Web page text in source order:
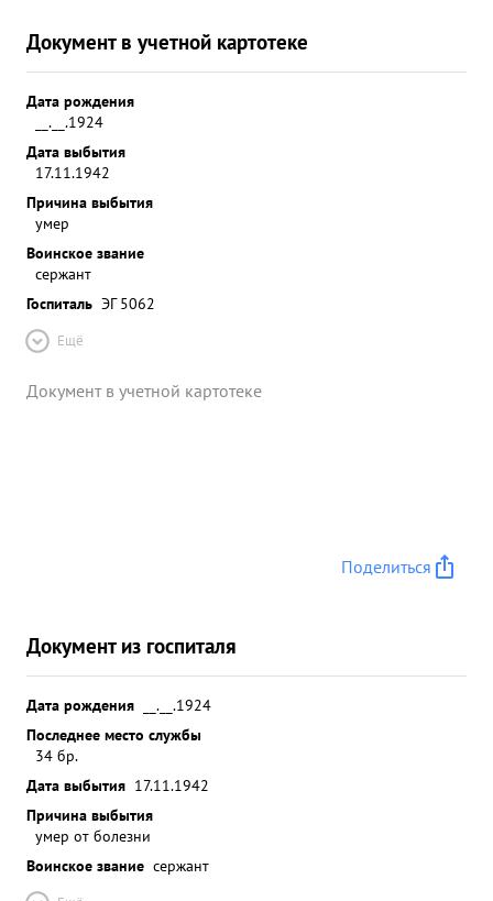
Документ в учетной картотеке
Дата рождения
__.__.1924
Дата выбытия
17.11.1942
Причина выбытия
умер
Воинское звание
сержант
Госпиталь ЭГ 5062
Ещё
Документ в учетной картотеке
Поделиться
Документ из госпиталя
Дата рождения
__.__.1924
Последнее место службы
34 бр.
Дата выбытия 17.11.1942
Причина выбытия
умер от болезни
Воинское звание сержант